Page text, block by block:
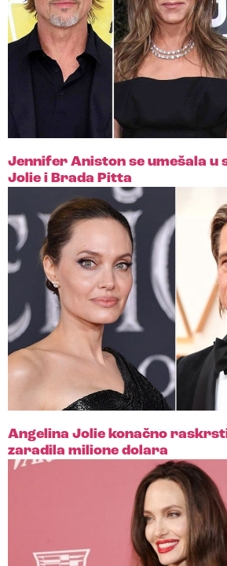
Jennifer Aniston se umešala u
Jolie i Brada Pitta
Angelina Jolie konačno
zaradila milione dolara